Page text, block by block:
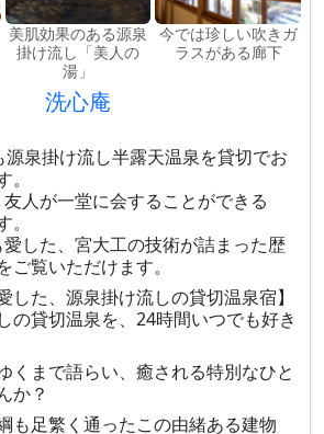
美肌効果のある源泉
掛け流し「美人の
湯」
今では珍しい吹きガ
ラスがある廊下
洗心庵
泉掛け流し半露天温泉を貸切でお
人が一堂に会することができる
した、宮大工の技術が詰まった歴
ご覧いただけます。
した、源泉掛け流しの貸切温泉宿】
の貸切温泉を、24時間いつでも好き
くまで語らい、癒される特別なひと
か？
も足繁く通ったこの由緒ある建物